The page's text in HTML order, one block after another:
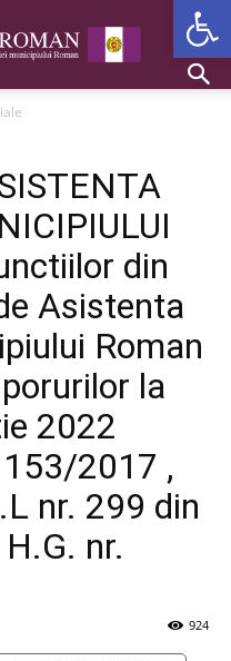
din
Asistenta
Roman
la
2022
2017 ,
nr. 299 din
nr.
924